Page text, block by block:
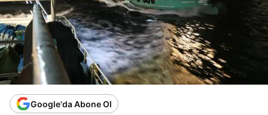
Google'da Abone Ol